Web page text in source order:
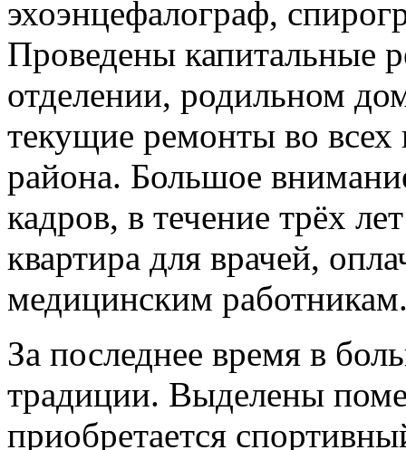
эхоэнцефалограф,
Проведены капитальные
отделении, родильном
текущие ремонты во
района. Большое
кадров, в течение трёх
квартира для врачей,
медицинским
За последнее время в
традиции. Выделены
приобретается